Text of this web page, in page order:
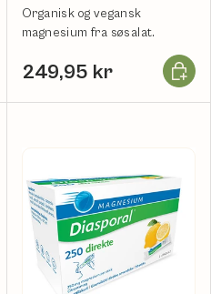
Organisk og vegansk
magnesium fra søsalat.
249,95 kr Læg i